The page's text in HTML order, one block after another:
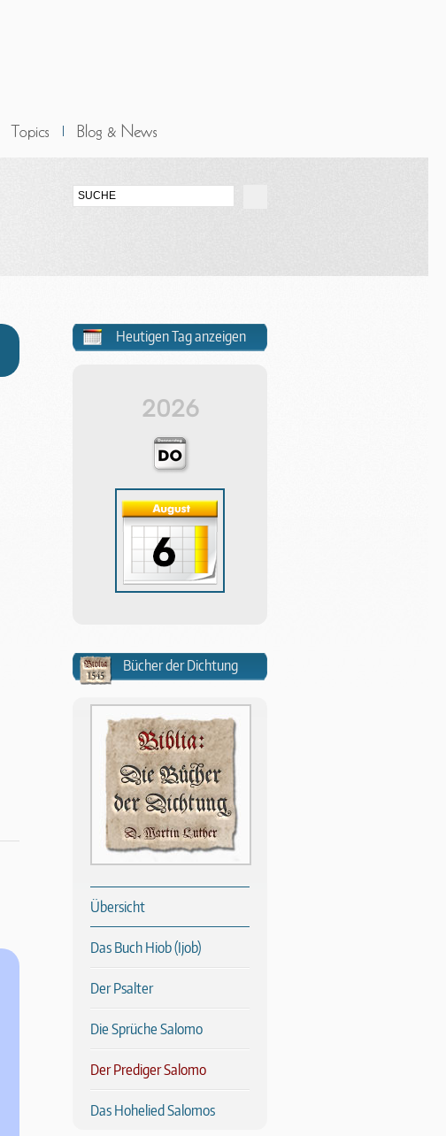
Heutigen Tag anzeigen
2026
Bücher der Dichtung
Übersicht
Das Buch Hiob (Ijob)
Der Psalter
Die Sprüche Salomo
Der Prediger Salomo
Das Hohelied Salomos